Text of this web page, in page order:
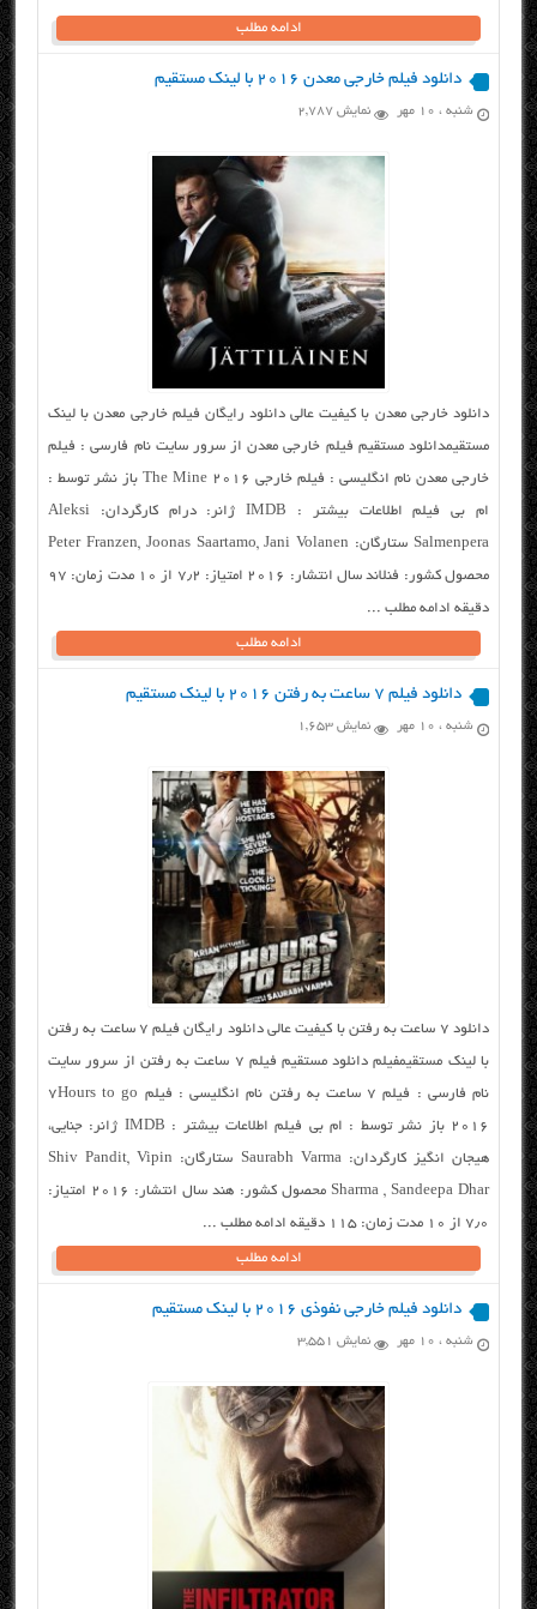
ادامه مطلب
دانلود فیلم خارجی معدن ۲۰۱۶ با لینک مستقیم
شنبه ، ۱۰ مهر نمایش 2,787
دانلود خارجی معدن با کیفیت عالی دانلود رایگان فیلم خارجی معدن با لینک
مستقیمدانلود مستقیم فیلم خارجی معدن از سرور سایت نام فارسی : فیلم
خارجی معدن نام انگلیسی : فیلم خارجی The Mine 2016 باز نشر توسط :
ام بی فیلم اطلاعات بیشتر : IMDB ژانر: درام کارگردان: Aleksi
Salmenpera ستارگان: Peter Franzen, Joonas Saartamo, Jani Volanen
محصول کشور: فنلاند سال انتشار: ۲۰۱۶ امتیاز: ۷٫۲ از ۱۰ مدت زمان: ۹۷
دقیقه ادامه مطلب ...
ادامه مطلب
دانلود فیلم ۷ ساعت به رفتن ۲۰۱۶ با لینک مستقیم
شنبه ، ۱۰ مهر نمایش 1,653
دانلود ۷ ساعت به رفتن با کیفیت عالی دانلود رایگان فیلم ۷ ساعت به رفتن
با لینک مستقیمفیلم دانلود مستقیم فیلم ۷ ساعت به رفتن از سرور سایت
نام فارسی : فیلم ۷ ساعت به رفتن نام انگلیسی : فیلم ۷Hours to go
2016 باز نشر توسط : ام بی فیلم اطلاعات بیشتر : IMDB ژانر: جنایی،
هیجان انگیز کارگردان: Saurabh Varma ستارگان: Shiv Pandit, Vipin
Sharma , Sandeepa Dhar محصول کشور: هند سال انتشار: ۲۰۱۶ امتیاز:
۷٫۰ از ۱۰ مدت زمان: ۱۱۵ دقیقه ادامه مطلب ...
ادامه مطلب
دانلود فیلم خارجی نفوذی ۲۰۱۶ با لینک مستقیم
شنبه ، ۱۰ مهر نمایش 3,551